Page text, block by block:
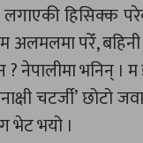
लगाएकी
अलमलमा परेँ,
? नेपालीमा भनिन्
चटर्जी’ छोटो
भेट भयो ।